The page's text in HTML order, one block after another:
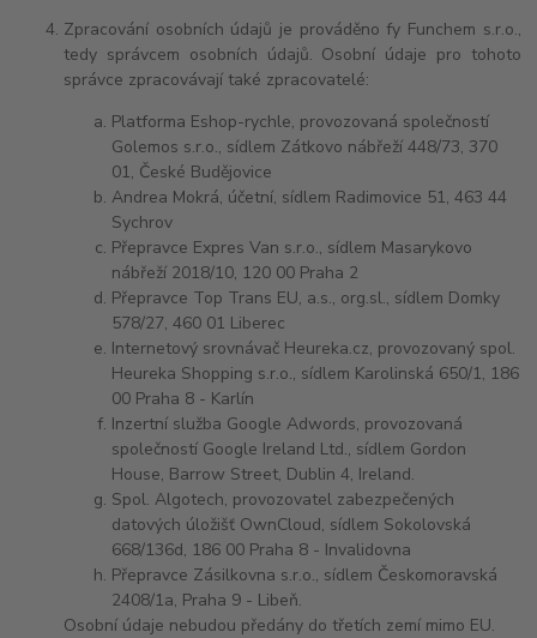
Zpracování osobních údajů je prováděno fy Funchem s.r.o.,
tedy správcem osobních údajů. Osobní údaje pro tohoto
správce zpracovávají také zpracovatelé:
Platforma Eshop-rychle, provozovaná společností
Golemos s.r.o., sídlem Zátkovo nábřeží 448/73, 370
01, České Budějovice
Andrea Mokrá, účetní, sídlem Radimovice 51, 463 44
Sychrov
Přepravce Expres Van s.r.o., sídlem Masarykovo
nábřeží 2018/10, 120 00 Praha 2
Přepravce Top Trans EU, a.s., org.sl., sídlem Domky
578/27, 460 01 Liberec
Internetový srovnávač Heureka.cz, provozovaný spol.
Heureka Shopping s.r.o., sídlem Karolinská 650/1, 186
00 Praha 8 - Karlín
Inzertní služba Google Adwords, provozovaná
společností Google Ireland Ltd., sídlem Gordon
House, Barrow Street, Dublin 4, Ireland.
Spol. Algotech, provozovatel zabezpečených
datových úložišť OwnCloud, sídlem Sokolovská
668/136d, 186 00 Praha 8 - Invalidovna
Přepravce Zásilkovna s.r.o., sídlem Českomoravská
2408/1a, Praha 9 - Libeň.
Osobní údaje nebudou předány do třetích zemí mimo EU.